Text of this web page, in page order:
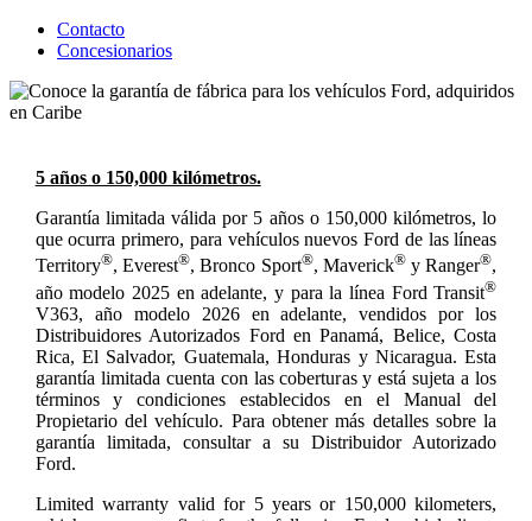
Contacto
Concesionarios
5 años o 150,000 kilómetros.
Garantía limitada válida por 5 años o 150,000 kilómetros, lo
que ocurra primero, para vehículos nuevos Ford de las líneas
Territory®, Everest®, Bronco Sport®, Maverick®y Ranger®,
año modelo 2025 en adelante, y para la línea Ford Transit®
V363, año modelo 2026 en adelante, vendidos por los
Distribuidores Autorizados Ford en Panamá, Belice, Costa
Rica, El Salvador, Guatemala, Honduras y Nicaragua. Esta
garantía limitada cuenta con las coberturas y está sujeta a los
términos y condiciones establecidos en el Manual del
Propietario del vehículo. Para obtener más detalles sobre la
garantía limitada, consultar a su Distribuidor Autorizado
Ford.
Limited warranty valid for 5 years or 150,000 kilometers,